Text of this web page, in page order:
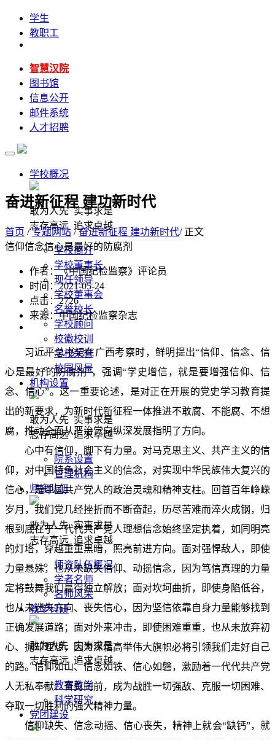
学生
教职工
智慧汉院
图书馆
信息公开
邮件系统
人才招聘
学校概况
敢为人先 实事求是
志存高远 追求卓越
学校简介
学校董事长
现任领导
学校董事会
名誉校长
学校顾问
校徽校训
学校荣誉
校园风景
机构设置
敢为人先 实事求是
志存高远 追求卓越
院系设置
管理机构
师资队伍
敢为人先 实事求是
志存高远 追求卓越
师资队伍概况
学者名师
名师风采
教学科研
敢为人先 实事求是
志存高远 追求卓越
教育教学
科学研究
党团建设
奋进新征程 建功新时代
首页 /专题网站 /奋进新征程 建功新时代/ 正文
信仰信念信心是最好的防腐剂
作者：《中国纪检监察》评论员
时间：2021-05-24
点击：2726
来源：中国纪检监察杂志
习近平总书记在广西考察时，鲜明提出“信仰、信念、信
心是最好的防腐剂”，强调“学史增信，就是要增强信仰、信
念、信心”。这一重要论述，是对正在开展的党史学习教育提
出的新要求，为新时代新征程一体推进不敢腐、不能腐、不想
腐，推动全面从严治党向纵深发展指明了方向。
心中有信仰，脚下有力量。对马克思主义、共产主义的信
仰，对中国特色社会主义的信念，对实现中华民族伟大复兴的
信心，是中国共产党人的政治灵魂和精神支柱。回首百年峥嵘
岁月，我们党几经挫折而不断奋起，历尽苦难而淬火成钢，归
根到底在于一代代共产党人理想信念始终坚定执着，如同明亮
的灯塔，穿越重重黑暗，照亮前进方向。面对强悍敌人，即使
力量悬殊，也从未缺失信仰、动摇信念，因为笃信真理的力量
定将鼓舞我们赢得独立解放；面对坎坷曲折，即使身陷低谷，
也从未迷失方向、丧失信心，因为坚信依靠自身力量能够找到
正确发展道路；面对外来冲击，即使困难重重，也从未放弃初
心、抛却理想，因为深信高举伟大旗帜必将引领我们走好自己
的路。信仰如山、信念如铁、信心如磐，激励着一代代共产党
人无私奉献、奋勇向前，成为战胜一切强敌、克服一切困难、
夺取一切胜利的强大精神力量。
信仰缺失、信念动摇、信心丧失，精神上就会“缺钙”，就